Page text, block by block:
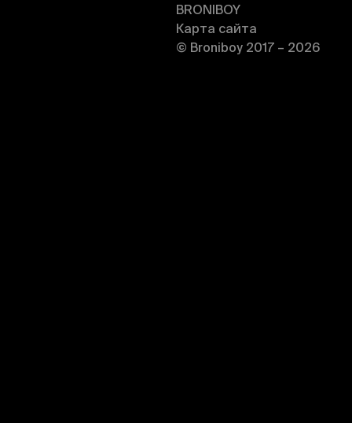
BRONIBOY
Карта сайта
© Broniboy 2017 – 2026